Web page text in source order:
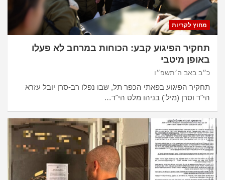
מחוץ לקריות
תחקיר הפיגוע קבע: הכוחות במרחב לא פעלו
באופן מיטבי
כ״ב באב ה׳תשפ״ו
תחקיר הפיגוע בפאתי הכפר תל, שבו נפלו רב-סרן יובל עזרא
הי"ד וסרן (מיל') בניהו מלט הי"ד…